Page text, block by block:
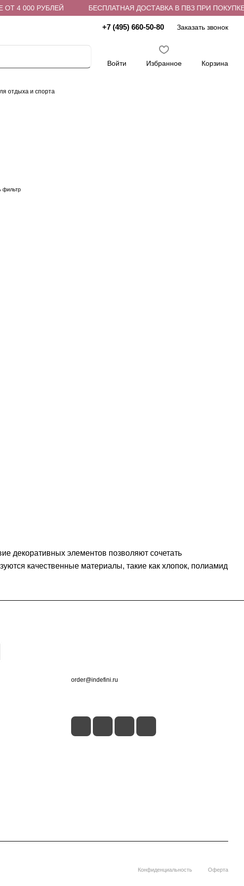
4 000 РУБЛЕЙ БЕСПЛАТНАЯ ДОСТАВКА В ПВЗ ПРИ ПОКУПКЕ
+7 (495) 660-50-80 Заказать звонок
Войти Избранное Корзина
отдыха и спорта
фильтр
декоративных элементов позволяют сочетать
качественные материалы, такие как хлопок, полиамид
order@indefini.ru
Конфиденциальность Оферта